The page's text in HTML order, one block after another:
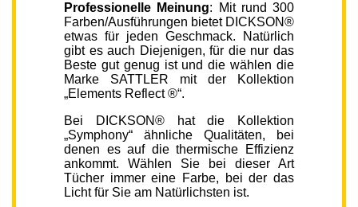
Professionelle Meinung: Mit rund 300
Farben/Ausführungen bietet DICKSON®
etwas für jeden Geschmack. Natürlich
gibt es auch Diejenigen, für die nur das
Beste gut genug ist und die wählen die
Marke SATTLER mit der Kollektion
„Elements Reflect ®“.
Bei DICKSON® hat die Kollektion
„Symphony“ ähnliche Qualitäten, bei
denen es auf die thermische Effizienz
ankommt. Wählen Sie bei dieser Art
Tücher immer eine Farbe, bei der das
Licht für Sie am Natürlichsten ist.